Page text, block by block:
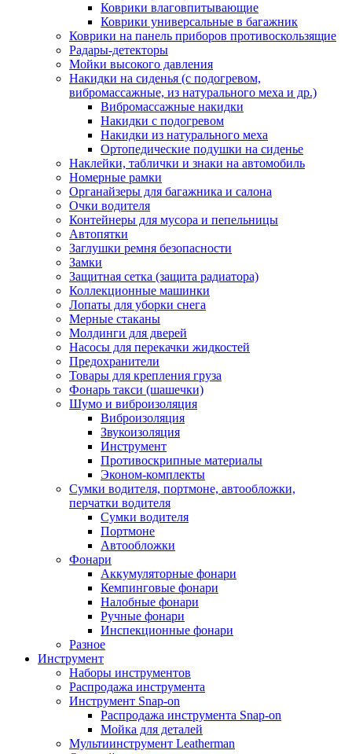
Коврики влаговпитывающие
Коврики универсальные в багажник
Коврики на панель приборов противоскользящие
Радары-детекторы
Мойки высокого давления
Накидки на сиденья (с подогревом,
вибромассажные, из натурального меха и др.)
Вибромассажные накидки
Накидки с подогревом
Накидки из натурального меха
Ортопедические подушки на сиденье
Наклейки, таблички и знаки на автомобиль
Номерные рамки
Органайзеры для багажника и салона
Очки водителя
Контейнеры для мусора и пепельницы
Автопятки
Заглушки ремня безопасности
Замки
Защитная сетка (защита радиатора)
Коллекционные машинки
Лопаты для уборки снега
Мерные стаканы
Молдинги для дверей
Насосы для перекачки жидкостей
Предохранители
Товары для крепления груза
Фонарь такси (шашечки)
Шумо и виброизоляция
Виброизоляция
Звукоизоляция
Инструмент
Противоскрипные материалы
Эконом-комплекты
Сумки водителя, портмоне, автообложки,
перчатки водителя
Cумки водителя
Портмоне
Автообложки
Фонари
Аккумуляторные фонари
Кемпинговые фонари
Налобные фонари
Ручные фонари
Инспекционные фонари
Разное
Инструмент
Наборы инструментов
Распродажа инструмента
Инструмент Snap-on
Распродажа инструмента Snap-on
Мойка для деталей
Мультиинструмент Leatherman